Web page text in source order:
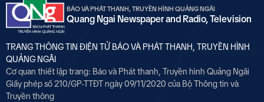
BÁO VÀ PHÁT THANH, TRUYỀN HÌNH QUẢNG NGÃI
Quang Ngai Newspaper and Radio, Television
TRANG THÔNG TIN ĐIỆN TỬ BÁO VÀ PHÁT THANH, TRUYỀN HÌNH
QUẢNG NGÃI
Cơ quan thiết lập trang: Báo và Phát thanh, Truyền hình Quảng Ngãi
Giấy phép số 210/GP-TTĐT ngày 09/11/2020 của Bộ Thông tin và
Truyền thông